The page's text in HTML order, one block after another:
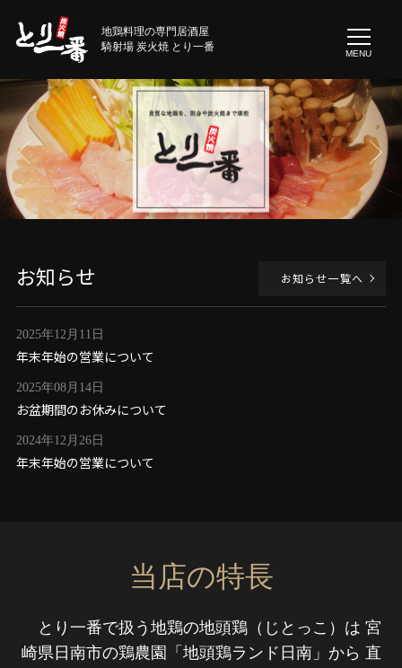
地鶏料理の専門居酒屋
騎射場 炭火焼 とり一番
MENU
お知らせ
2025年12月11日
年末年始の営業について
2025年08月14日
お盆期間のお休みについて
2024年12月26日
年末年始の営業について
お知らせ一覧へ
当店の特長
とり一番で扱う地鶏の地頭鶏（じとっこ）は 宮
崎県日南市の鶏農園「地頭鶏ランド日南」から 直